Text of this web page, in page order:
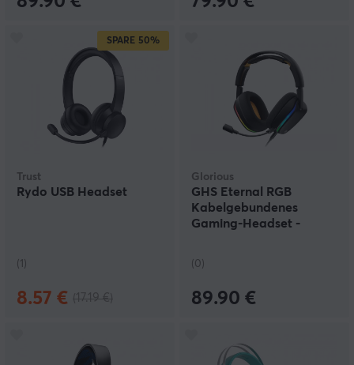
SPARE 50%
Trust
Rydo USB Headset
(1)
8.57 €
Glorious
GHS Eternal RGB
Kabelgebundenes
Gaming-Headset -
(0)
89.90 €